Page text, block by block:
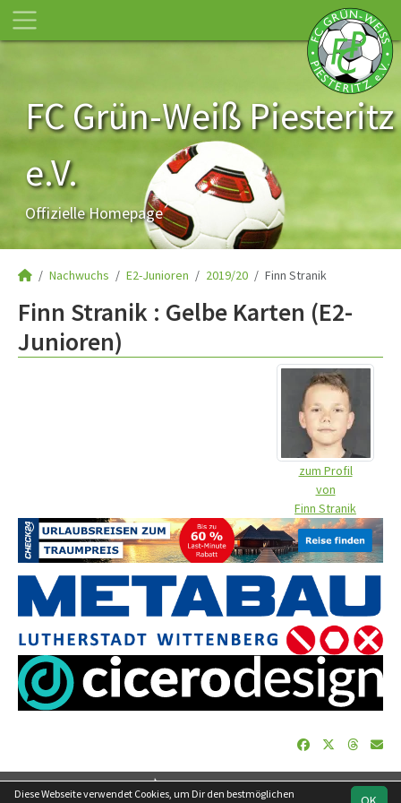
FC Grün-Weiß Piesteritz
e.V.
Offizielle Homepage
Nachwuchs E2-Junioren 2019/20 Finn Stranik
Finn Stranik : Gelbe Karten (E2-
Junioren)
zum Profil
von
Finn Stranik
soccero.de
Diese Webseite verwendet Cookies, um Dir den bestmöglichen